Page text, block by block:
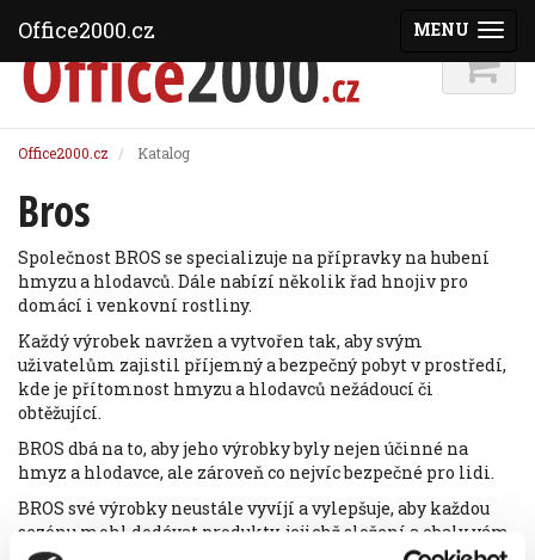
Office2000.cz Katalog
Bros
Společnost BROS se specializuje na přípravky na hubení
hmyzu a hlodavců. Dále nabízí několik řad hnojiv pro
domácí i venkovní rostliny.
Každý výrobek navržen a vytvořen tak, aby svým
uživatelům zajistil příjemný a bezpečný pobyt v prostředí,
kde je přítomnost hmyzu a hlodavců nežádoucí či
obtěžující.
BROS dbá na to, aby jeho výrobky byly nejen účinné na
hmyz a hlodavce, ale zároveň co nejvíc bezpečné pro lidi.
BROS své výrobky neustále vyvíjí a vylepšuje, aby každou
sezónu mohl dodávat produkty, jejichž složení a obaly vám
MENU
Office2000.cz